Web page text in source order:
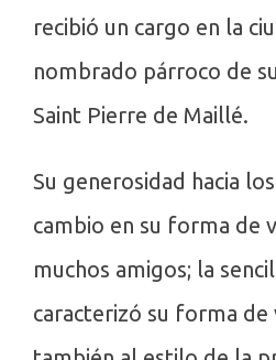
recibió un cargo en la
nombrado párroco de
Saint Pierre de Maillé.
Su generosidad hacia
cambio en su forma de
muchos amigos; la
caracterizó su forma de